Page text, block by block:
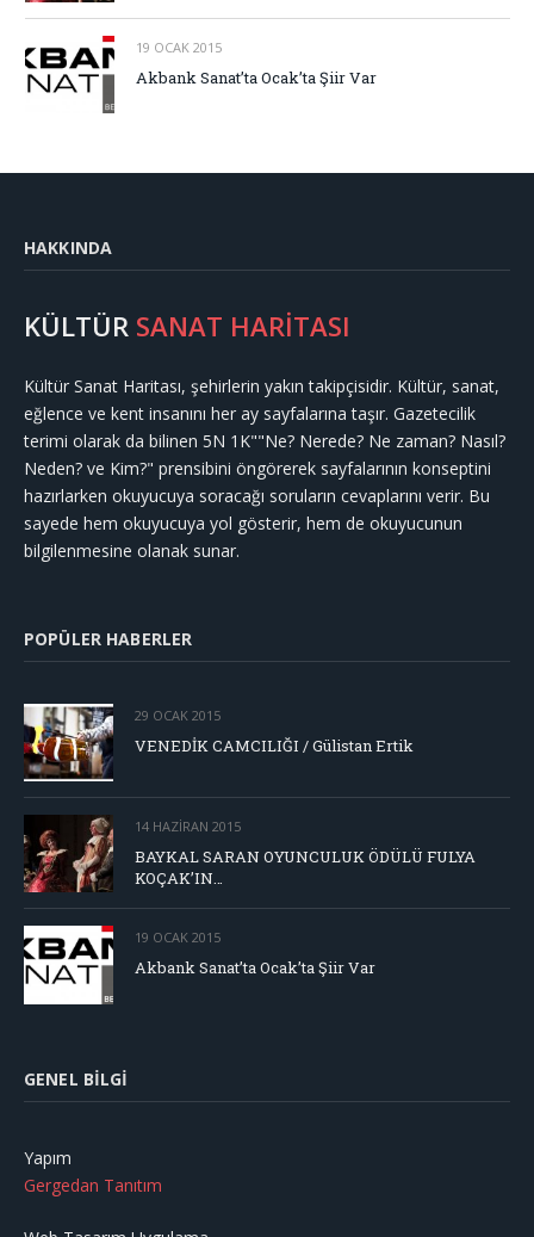
19 OCAK 2015
Akbank Sanat’ta Ocak’ta Şiir Var
HAKKINDA
KÜLTÜR SANAT HARİTASI
Kültür Sanat Haritası, şehirlerin yakın takipçisidir. Kültür, sanat,
eğlence ve kent insanını her ay sayfalarına taşır. Gazetecilik
terimi olarak da bilinen 5N 1K""Ne? Nerede? Ne zaman? Nasıl?
Neden? ve Kim?" prensibini öngörerek sayfalarının konseptini
hazırlarken okuyucuya soracağı soruların cevaplarını verir. Bu
sayede hem okuyucuya yol gösterir, hem de okuyucunun
bilgilenmesine olanak sunar.
POPÜLER HABERLER
29 OCAK 2015
VENEDİK CAMCILIĞI / Gülistan Ertik
14 HAZIRAN 2015
BAYKAL SARAN OYUNCULUK ÖDÜLÜ FULYA
KOÇAK’IN…
19 OCAK 2015
Akbank Sanat’ta Ocak’ta Şiir Var
GENEL BILGI
Yapım
Gergedan Tanıtım